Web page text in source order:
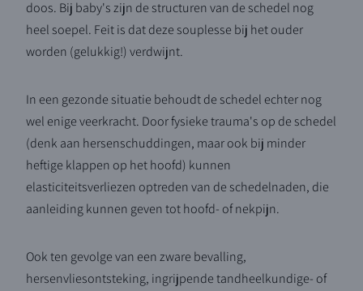
doos. Bij baby's zijn de structuren van de schedel nog
heel soepel. Feit is dat deze souplesse bij het ouder
worden (gelukkig!) verdwijnt.
In een gezonde situatie behoudt de schedel echter nog
wel enige veerkracht. Door fysieke trauma's op de schedel
(denk aan hersenschuddingen, maar ook bij minder
heftige klappen op het hoofd) kunnen
elasticiteitsverliezen optreden van de schedelnaden, die
aanleiding kunnen geven tot hoofd- of nekpijn.
Ook ten gevolge van een zware bevalling,
hersenvliesontsteking, ingrijpende tandheelkundige- of